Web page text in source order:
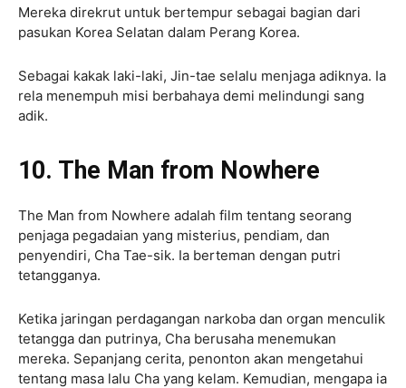
Mereka direkrut untuk bertempur sebagai bagian dari
pasukan Korea Selatan dalam Perang Korea.
Sebagai kakak laki-laki, Jin-tae selalu menjaga adiknya. Ia
rela menempuh misi berbahaya demi melindungi sang
adik.
10. The Man from Nowhere
The Man from Nowhere adalah film tentang seorang
penjaga pegadaian yang misterius, pendiam, dan
penyendiri, Cha Tae-sik. Ia berteman dengan putri
tetangganya.
Ketika jaringan perdagangan narkoba dan organ menculik
tetangga dan putrinya, Cha berusaha menemukan
mereka. Sepanjang cerita, penonton akan mengetahui
tentang masa lalu Cha yang kelam. Kemudian, mengapa ia